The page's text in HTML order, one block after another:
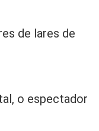
de lares de
o espectador